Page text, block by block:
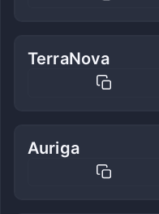
TerraNova
Auriga